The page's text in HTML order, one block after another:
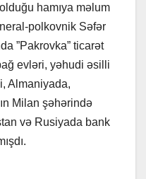
hamıya məlum
polkovnik Səfər
”Pakrovka” ticarət
evləri, yəhudi əsilli
Almaniyada,
Milan şəhərində
və Rusiyada bank